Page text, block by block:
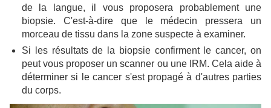
de la langue, il vous proposera probablement une
biopsie. C'est-à-dire que le médecin pressera un
morceau de tissu dans la zone suspecte à examiner.
Si les résultats de la biopsie confirment le cancer, on
peut vous proposer un scanner ou une IRM. Cela aide à
déterminer si le cancer s'est propagé à d'autres parties
du corps.